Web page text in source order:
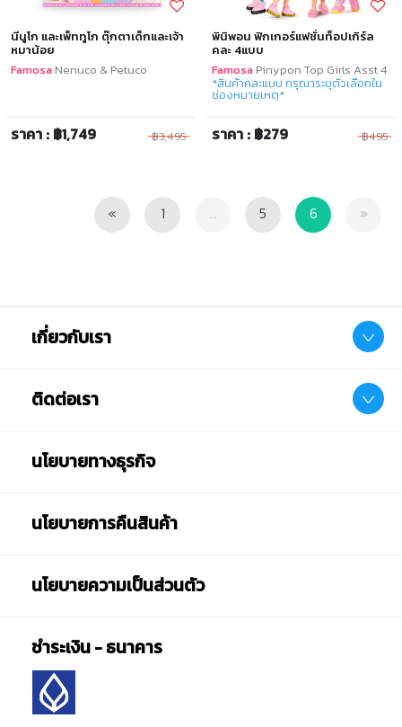
นีนูโก และเพ็ททูโก ตุ๊กตาเด็กและเจ้า
หมาน้อย
Famosa Nenuco & Petuco
ราคา : ฿1,749 ฿3,495
พินิพอน ฟิกเกอร์แฟชั่นท็อปเกิร์ล
คละ 4แบบ
Famosa Pinypon Top Girls Asst 4
*สินค้าคละแบบ กรุณาระบุตัวเลือกใน
ช่องหมายเหตุ*
ราคา : ฿279 ฿495
« Previous1 ... 5 6 »Next
เกี่ยวกับเรา
ติดต่อเรา
นโยบายทางธุรกิจ
นโยบายการคืนสินค้า
นโยบายความเป็นส่วนตัว
ชำระเงิน - ธนาคาร